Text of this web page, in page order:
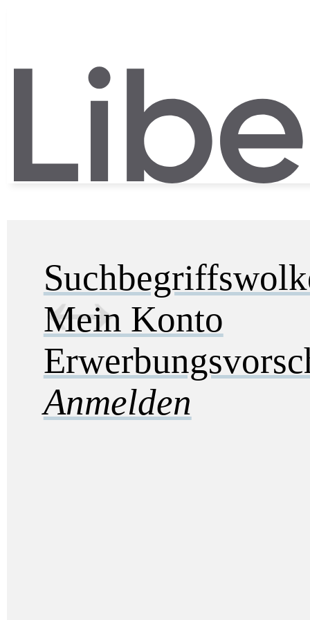
Mein Konto
Anmelden